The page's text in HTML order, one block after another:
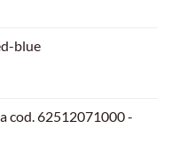
blue
cod. 62512071000 -